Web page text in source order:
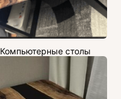
Компьютерные столы